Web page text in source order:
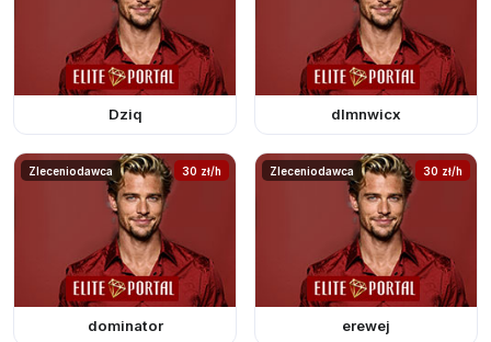
Dziq dlmnwicx
Zleceniodawca 30 zł/h
dominator
Zleceniodawca 30 zł/h
erewej